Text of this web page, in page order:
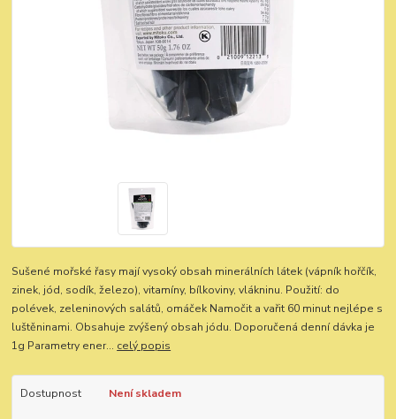
Sušené mořské řasy mají vysoký obsah minerálních látek (vápník hořčík,
zinek, jód, sodík, železo), vitamíny, bílkoviny, vlákninu. Použití: do
polévek, zeleninových salátů, omáček Namočit a vařit 60 minut nejlépe s
luštěninami. Obsahuje zvýšený obsah jódu. Doporučená denní dávka je
1g Parametry ener... celý popis
Dostupnost Není skladem